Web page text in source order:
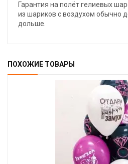
Гарантия на полёт гелиевых
из шариков с воздухом обычно
дольше.
ПОХОЖИЕ ТОВАРЫ